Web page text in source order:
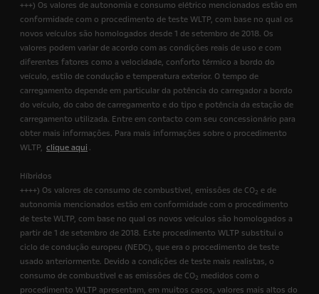
+++) Os valores de autonomia e consumo elétrico mencionados estão em
conformidade com o procedimento de teste WLTP, com base no qual os
novos veículos são homologados desde 1 de setembro de 2018. Os
valores podem variar de acordo com as condições reais de uso e com
diferentes fatores como a velocidade, conforto térmico a bordo do
veículo, estilo de condução e temperatura exterior. O tempo de
carregamento depende em particular da potência do carregador a bordo
do veículo, do cabo de carregamento e do tipo e potência da estação de
carregamento utilizada. Entre em contacto com seu concessionário para
obter mais informações. Para mais informações sobre o procedimento
WLTP, clique aqui .
Híbridos
++++) Os valores de consumo de combustível, emissões de CO2 e de
autonomia mencionados estão em conformidade com o procedimento
de teste WLTP, com base no qual os novos veículos são homologados a
partir de 1 de setembro de 2018. Este procedimento WLTP substitui o
ciclo de condução europeu (NEDC), que era o procedimento de teste
usado anteriormente. Devido a condições de teste mais realistas, o
consumo de combustível e as emissões de CO2 medidos com o
procedimento WLTP apresentam, em muitos casos, valores mais altos do